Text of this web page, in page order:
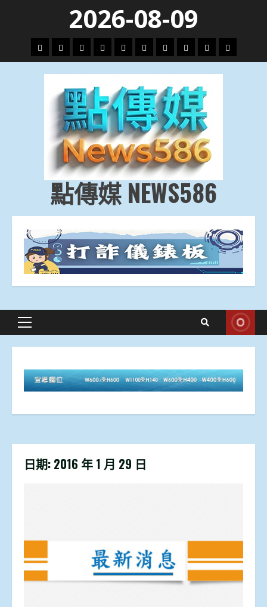
content
2026-08-09
頭
條
財
經
地
方.
會
文
教.
技
專
題
娛
樂
劇
政
治
國
際
運
動
生
活
點傳媒 NEWS586
Primary
日期: 2016 年 1 月 29 日